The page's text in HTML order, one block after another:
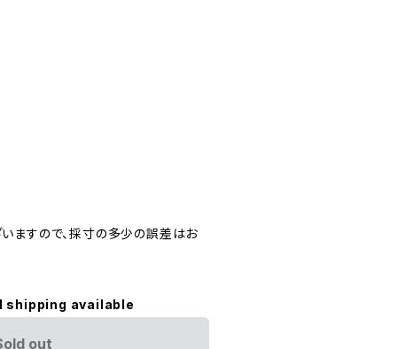
ますので、採寸の多少の誤差はお
shipping available
out